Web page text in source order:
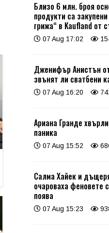
Близо 6 млн. броя
продукти са
грижа“ в Kaufland от
07 Aug 17:02
Дженифър Анистън
звънят ли сватбени
07 Aug 16:20
Ариана Гранде
паника
07 Aug 15:52
Салма Хайек и
очароваха феновете
поява
07 Aug 15:23